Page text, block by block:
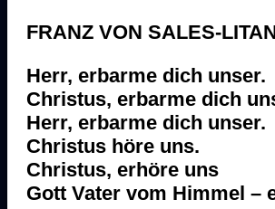
FRANZ VON SALES-
Herr, erbarme dich unser.
Christus, erbarme dich
Herr, erbarme dich unser.
Christus höre uns.
Christus, erhöre uns
Gott Vater vom Himmel –